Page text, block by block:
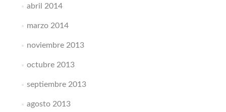
abril 2014
marzo 2014
noviembre 2013
octubre 2013
septiembre 2013
agosto 2013